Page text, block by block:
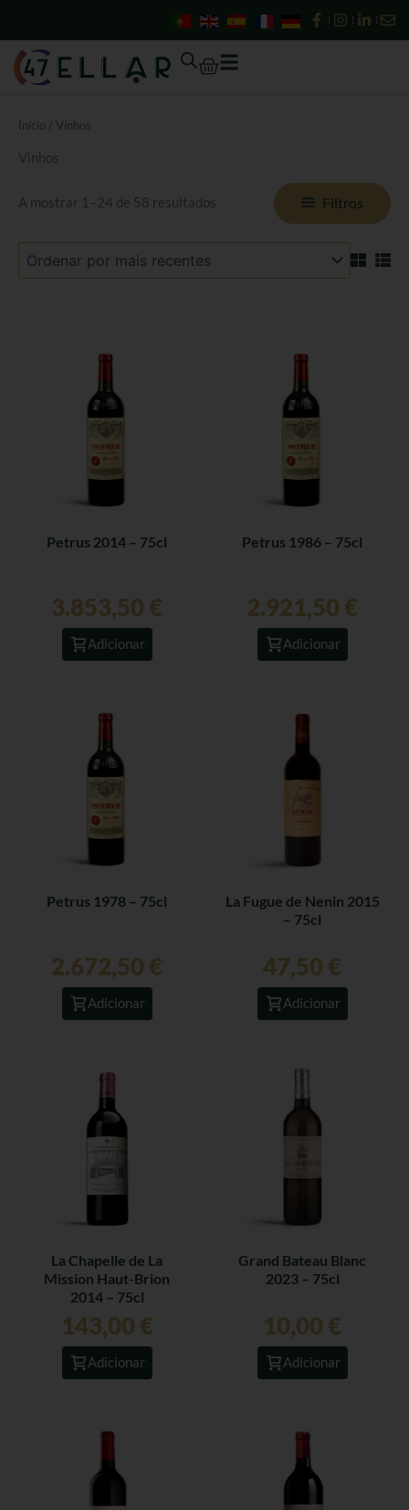
content
Cart
Início / Vinhos
Vinhos
A mostrar 1–24 de 58 resultados
por
mais
recentes
Filtros
Petrus 2014 – 75cl
3.853,50 €
Adicionar
Petrus 1986 – 75cl
2.921,50 €
Adicionar
Petrus 1978 – 75cl
2.672,50 €
Adicionar
La Fugue de Nenin 2015
– 75cl
47,50 €
Adicionar
La Chapelle de La
Mission Haut-Brion
2014 – 75cl
143,00 €
Adicionar
Grand Bateau Blanc
2023 – 75cl
10,00 €
Adicionar